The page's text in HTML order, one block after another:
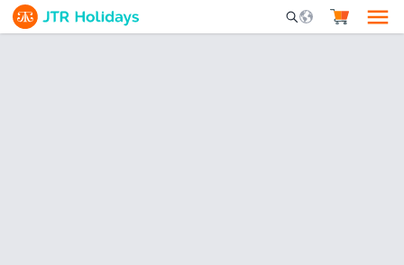
Mobile Search